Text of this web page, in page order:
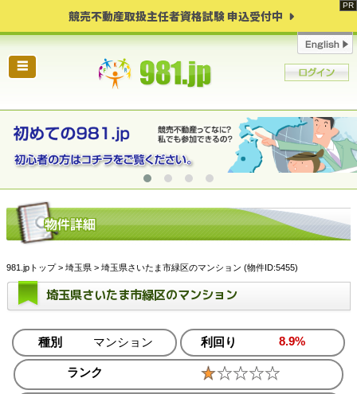
競売不動産取扱主任者資格試験 申込受付中
☰
981.jpトップ> 埼玉県 > 埼玉県さいたま市緑区のマンション (物件ID:5455)
埼玉県さいたま市緑区のマンション
種別 マンション 利回り 8.9%
ランク